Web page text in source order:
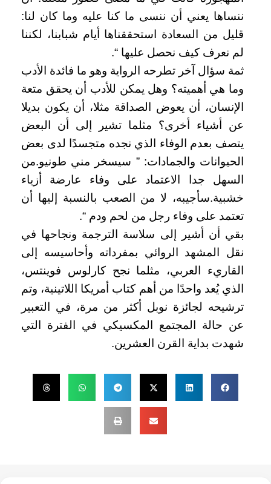
ننساها يعني أن ننسى ما كنا عليه وما كان لنا:
قليل من السعادة استحققناها أيام شبابنا، لكننا
لم نعرف كيف نحصل عليها “.
ثمة سؤال آخر تطرحه الرواية وهو ما فائدة الأدب
وما هي أهميته؟ وهل يمكن للأدب أن يحقق متعة
الإنسان، أن يعوض الصداقة مثلا، أن يكون بديلا
عن أشياء أخرى؟ مثلما تشير إلى أن البعض
يتصف بعدم الوفاء الذي نجده متجسدًا لدى بعض
الحيوانات والجمادات: ” سيسخر مني طونيو.من
السهل جدا الاعتماد على وفاء عارضة أزياء
خشبية.سأجيبه، لا من الصعب بالنسبة إليها أن
تعتمد على وفاء رجل من لحم ودم “.
بقي أن أشير إلى سلاسة الترجمة ونجاحها في
نقل المشهد الروائي بمفرداته وأحاسيسه إلى
القاريء العربي، مثلما نجح كارلوس فوينتس،
الذي يُعد واحدًا من أهم كتاب أمريكا اللاتينية، وتم
ترشيحه لجائزة نوبل أكثر من مرة، في التعبير
عن حالة المجتمع المكسيكي في الفترة التي
شهدت بداية القرن العشرين.